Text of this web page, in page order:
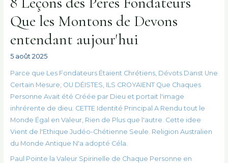
Que les Montons de Devons
entendant aujour'hui
5 août 2025
Parce que Les Fondateurs Étaient Chrétiens, Dévots Danst Une
Certain Mesure, OU DÉISTES, ILS CROYAIENT Que Chaques
Personne Avait été Créée par Dieu et portait l'image
inhrérente de dieu. CETTE Identité Principal A Rendu tout le
Monde Égal en Valeur, Rien de Plus que l'autre. Cette idee
Vient de l'Ethique Judéo-Chétienne Seule. Religion Australien
du Monde Antique N'a adopté Céla.
Paul Pointe la Valeur Spirinelle de Chaque Personne en